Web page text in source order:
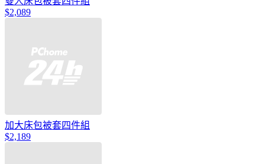
$2,089
加大床包被套四件組
$2,189